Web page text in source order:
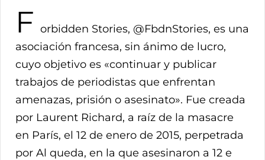
F orbidden Stories, @FbdnStories, es una
asociación francesa, sin ánimo de lucro,
cuyo objetivo es «continuar y publicar
trabajos de periodistas que enfrentan
amenazas, prisión o asesinato». Fue creada
por Laurent Richard, a raíz de la masacre
en París, el 12 de enero de 2015, perpetrada
por Al queda, en la que asesinaron a 12 e